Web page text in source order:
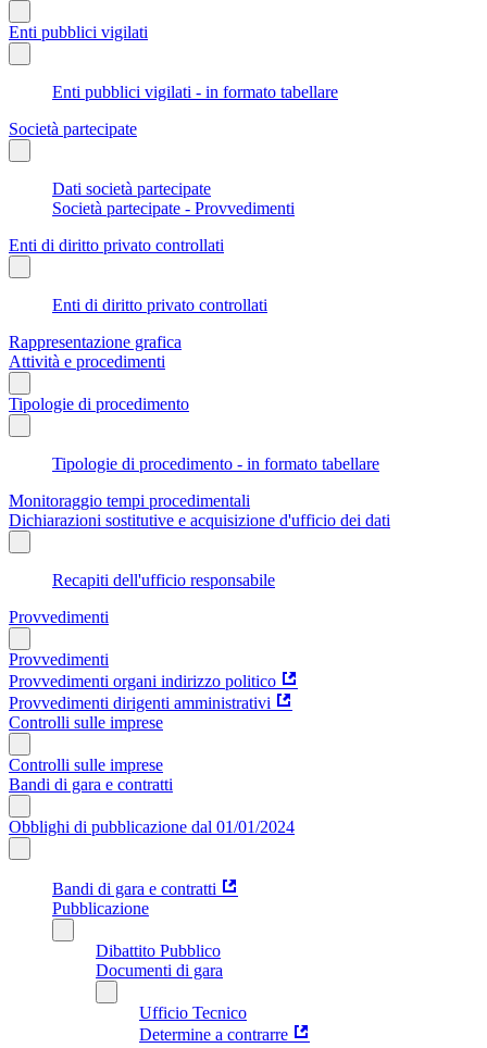
Enti pubblici vigilati
Enti pubblici vigilati - in formato tabellare
Società partecipate
Dati società partecipate
Società partecipate - Provvedimenti
Enti di diritto privato controllati
Enti di diritto privato controllati
Rappresentazione grafica
Attività e procedimenti
Tipologie di procedimento
Tipologie di procedimento - in formato tabellare
Monitoraggio tempi procedimentali
Dichiarazioni sostitutive e acquisizione d'ufficio dei dati
Recapiti dell'ufficio responsabile
Provvedimenti
Provvedimenti
Provvedimenti organi indirizzo politico
Provvedimenti dirigenti amministrativi
Controlli sulle imprese
Controlli sulle imprese
Bandi di gara e contratti
Obblighi di pubblicazione dal 01/01/2024
Bandi di gara e contratti
Pubblicazione
Dibattito Pubblico
Documenti di gara
Ufficio Tecnico
Determine a contrarre